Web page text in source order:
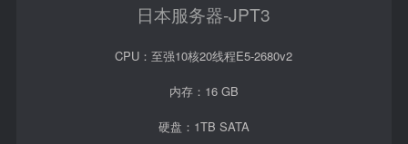
日本服务器-JPT3
CPU：至强10核20线程E5-2680v2
内存：16 GB
硬盘：1TB SATA